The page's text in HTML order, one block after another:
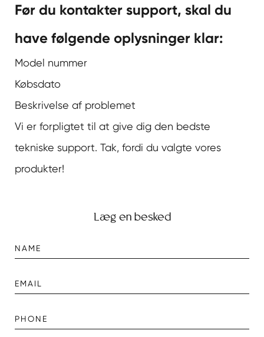
Før du kontakter support, skal du
have følgende oplysninger klar:
Model nummer
Købsdato
Beskrivelse af problemet
Vi er forpligtet til at give dig den bedste
tekniske support. Tak, fordi du valgte vores
produkter!
Læg en besked